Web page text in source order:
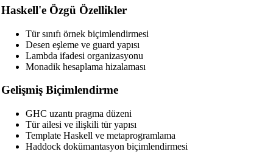
Vue Beautifier
JSON Beautifier
XML Beautifier
YAML Beautifier
SQL Beautifier
MySQL SQL Beautifier
PostgreSQL SQL Beautifier
Haskell'e Özgü Özellikler
Tür sınıfı örnek biçimlendirmesi
Desen eşleme ve guard yapısı
Lambda ifadesi organizasyonu
Monadik hesaplama hizalaması
Gelişmiş Biçimlendirme
GHC uzantı pragma düzeni
Tür ailesi ve ilişkili tür yapısı
Template Haskell ve metaprogramlama
Haddock dokümantasyon biçimlendirmesi